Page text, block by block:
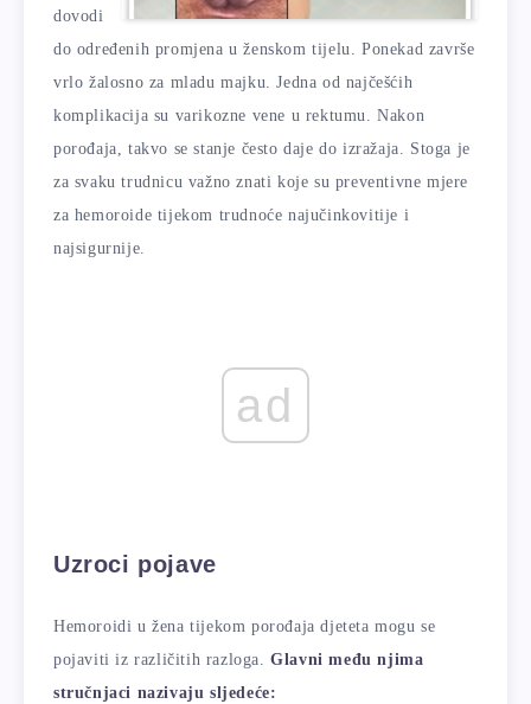
dovodi
do određenih promjena u ženskom tijelu. Ponekad završe
vrlo žalosno za mladu majku. Jedna od najčešćih
komplikacija su varikozne vene u rektumu. Nakon
porođaja, takvo se stanje često daje do izražaja. Stoga je
za svaku trudnicu važno znati koje su preventivne mjere
za hemoroide tijekom trudnoće najučinkovitije i
najsigurnije.
ad
Uzroci pojave
Hemoroidi u žena tijekom porođaja djeteta mogu se
pojaviti iz različitih razloga.Glavni među njima
stručnjaci nazivaju sljedeće: